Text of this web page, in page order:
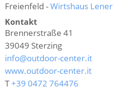
Freienfeld -Wirtshaus Lener
Kontakt
Brennerstraße 41
39049 Sterzing
info@outdoor-center.it
www.outdoor-center.it
T+39 0472 764476